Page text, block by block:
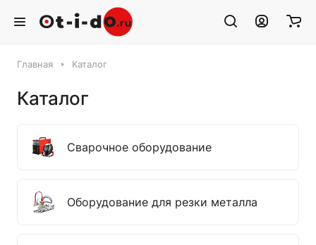
Главная Каталог
Каталог
Сварочное оборудование
Оборудование для резки металла